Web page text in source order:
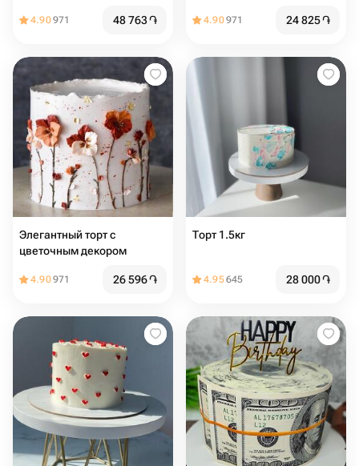
4.90971 48 763֏ 4.90971 24 825֏
Элегантный торт с
цветочным декором
4.90971 26 596֏
Торт 1.5кг
4.95645 28 000֏